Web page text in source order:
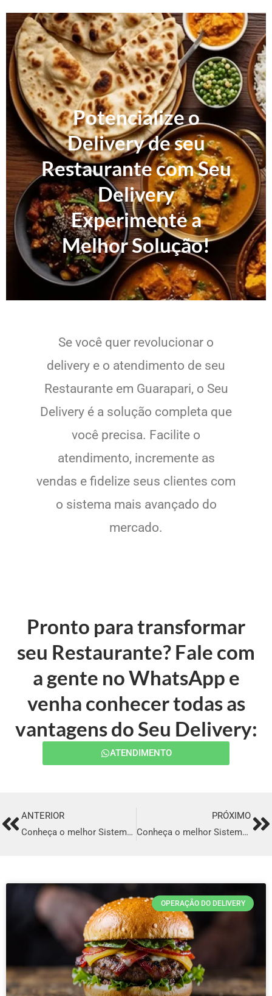
Potencialize o
Delivery de seu
Restaurante com Seu
Delivery
Experimente a
Melhor Solução!
Se você quer revolucionar o
delivery e o atendimento de seu
Restaurante em Guarapari, o Seu
Delivery é a solução completa que
você precisa. Facilite o
atendimento, incremente as
vendas e fidelize seus clientes com
o sistema mais avançado do
mercado.
Pronto para transformar
seu Restaurante? Fale com
a gente no WhatsApp e
venha conhecer todas as
vantagens do Seu Delivery:
ATENDIMENTO
PrevANTERIOR
Conheça o melhor Sistema para Delivery em Brusque
PRÓXIMO
Conheça o melhor Sistema para Delivery em Paço do Lumiar
OPERAÇÃO DO DELIVERY